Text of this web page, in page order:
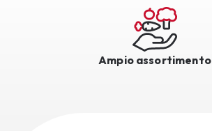
Ampio assortimento